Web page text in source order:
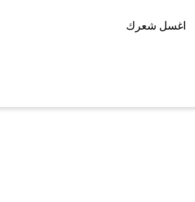
اغسل شعرك